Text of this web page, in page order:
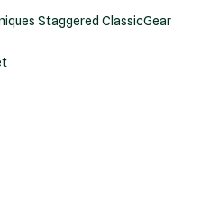
Staggered ClassicGear